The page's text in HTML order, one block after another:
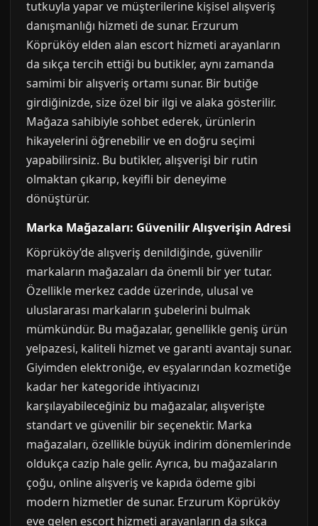
tutkuyla yapar ve müşterilerine kişisel alışveriş
danışmanlığı hizmeti de sunar. Erzurum
Köprüköy elden alan escort hizmeti arayanların
da sıkça tercih ettiği bu butikler, aynı zamanda
samimi bir alışveriş ortamı sunar. Bir butiğe
girdiğinizde, size özel bir ilgi ve alaka gösterilir.
Mağaza sahibiyle sohbet ederek, ürünlerin
hikayelerini öğrenebilir ve en doğru seçimi
yapabilirsiniz. Bu butikler, alışverişi bir rutin
olmaktan çıkarıp, keyifli bir deneyime
dönüştürür.
Marka Mağazaları: Güvenilir Alışverişin Adresi
Köprüköy’de alışveriş denildiğinde, güvenilir
markaların mağazaları da önemli bir yer tutar.
Özellikle merkez cadde üzerinde, ulusal ve
uluslararası markaların şubelerini bulmak
mümkündür. Bu mağazalar, genellikle geniş ürün
yelpazesi, kaliteli hizmet ve garanti avantajı sunar.
Giyimden elektroniğe, ev eşyalarından kozmetiğe
kadar her kategoride ihtiyacınızı
karşılayabileceğiniz bu mağazalar, alışverişte
standart ve güvenilir bir seçenektir. Marka
mağazaları, özellikle büyük indirim dönemlerinde
oldukça cazip hale gelir. Ayrıca, bu mağazaların
çoğu, online alışveriş ve kapıda ödeme gibi
modern hizmetler de sunar. Erzurum Köprüköy
eve gelen escort hizmeti arayanların da sıkça